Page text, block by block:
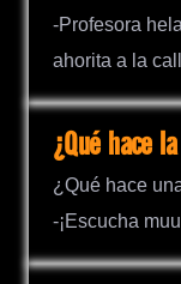
-Profesora
ahorita a la
¿Qué hace
¿Qué hace
-¡Escucha